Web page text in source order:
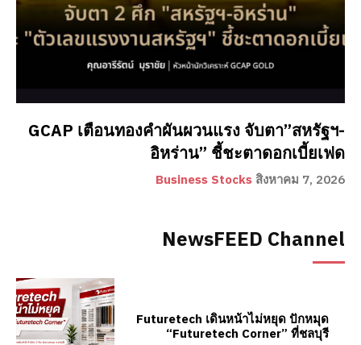
GCAP เตือนทองคำผันผวนแรง จับตา”สหรัฐฯ-
อิหร่าน” ชี้ชะตาดอกเบี้ยเฟด
Business Stocks สิงหาคม 7, 2026
NewsFEED Channel
Futuretech เดินหน้าไม่หยุด ปักหมุด
“Futuretech Corner” ที่ชลบุรี